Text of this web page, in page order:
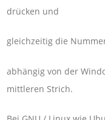
drücken und
gleichzeitig die
abhängig von der
mittleren Strich.